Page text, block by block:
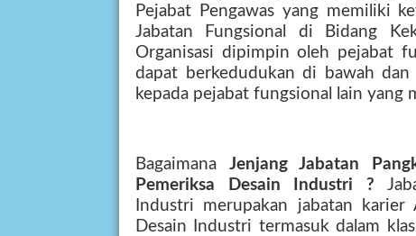
Pejabat Pengawas yang memiliki
Jabatan Fungsional di Bidang
Organisasi dipimpin oleh pejabat
dapat berkedudukan di bawah dan
kepada pejabat fungsional lain yang
Bagaimana Jenjang Jabatan
Pemeriksa Desain Industri ?
Industri merupakan jabatan karier
Desain Industri termasuk dalam